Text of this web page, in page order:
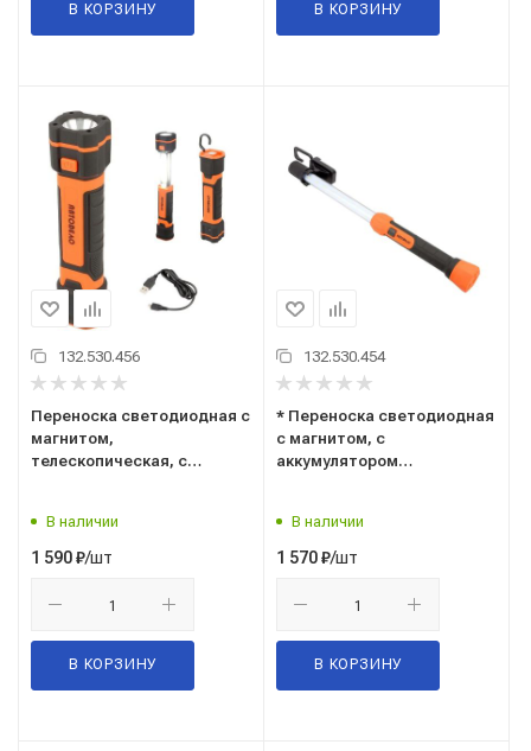
В КОРЗИНУ В КОРЗИНУ
132.530.456
Переноска светодиодная с
магнитом,
телескопическая, с
(светильник переносной)
В наличии
1 590₽/шт
В КОРЗИНУ
132.530.454
* Переноска светодиодная
с магнитом, с
аккумулятором
В наличии
1 570₽/шт
В КОРЗИНУ